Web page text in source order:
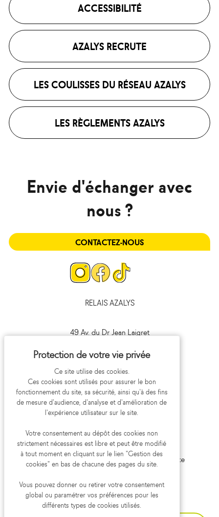
ACCESSIBILITÉ
AZALYS RECRUTE
LES COULISSES DU RÉSEAU AZALYS
LES RÈGLEMENTS AZALYS
Envie d'échanger avec
nous ?
CONTACTEZ-NOUS
Page
Instagram
Page
Facebook
RELAIS AZALYS
49 Av. du Dr Jean Laigret
09 693 693 41
Mentions légales
Politique de confidentialité
Gestion des cookies
Aide et accessibilité
Plan du site
Réalisation koredge
Ce site utilise des cookies.
Ces cookies sont utilisés pour assurer le bon
fonctionnement du site, sa sécurité, ainsi qu'à des fins
de mesure d'audience, d'analyse et d'amélioration de
l'expérience utilisateur sur le site.
Votre consentement au dépôt des cookies non
strictement nécessaires est libre et peut être modifié
à tout moment en cliquant sur le lien "Gestion des
cookies" en bas de chacune des pages du site.
Vous pouvez donner ou retirer votre consentement
global ou paramétrer vos préférences pour les
différents types de cookies utilisés.